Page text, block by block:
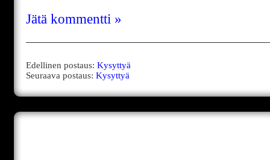
Jätä kommentti »
Edellinen postaus: Kysyttyä
Seuraava postaus: Kysyttyä